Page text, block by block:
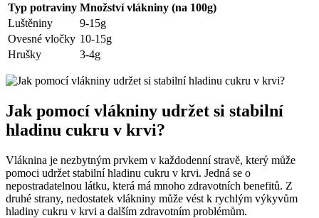
Typ potraviny Množství vlákniny (na 100g)
Luštěniny
9-15g
Ovesné vločky 10-15g
Hrušky
3-4g
Jak pomocí vlákniny udržet si stabilní
hladinu cukru v krvi?
Vláknina je nezbytným prvkem v každodenní stravě, který může
pomoci udržet stabilní hladinu cukru v krvi. Jedná se o
nepostradatelnou látku, která má mnoho zdravotních benefitů. Z
druhé strany, nedostatek vlákniny může vést k rychlým výkyvům
hladiny cukru v krvi a dalším zdravotním problémům.